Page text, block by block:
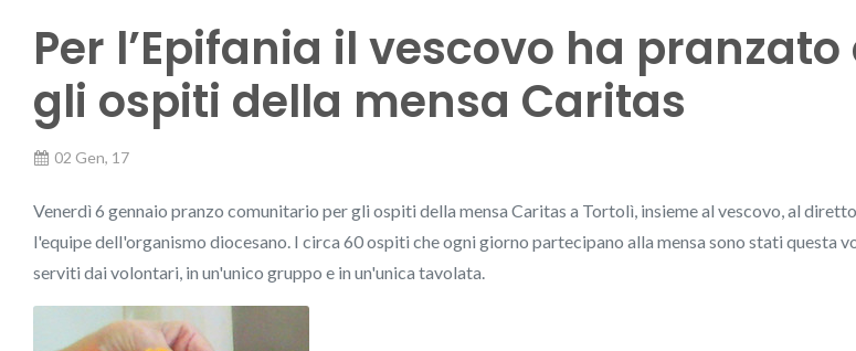
Per l’Epifania il vescovo ha pranzato
gli ospiti della mensa Caritas
02 Gen, 17
Venerdì 6 gennaio pranzo comunitario per gli ospiti della mensa Caritas a Tortolì, insieme al vescovo, al
l'equipe dell'organismo diocesano. I circa 60 ospiti che ogni giorno partecipano alla mensa sono stati questa
serviti dai volontari, in un'unico gruppo e in un'unica tavolata.